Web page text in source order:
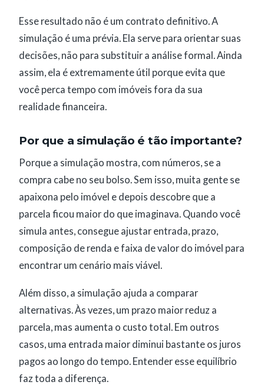
Esse resultado não é um contrato definitivo. A
simulação é uma prévia. Ela serve para orientar suas
decisões, não para substituir a análise formal. Ainda
assim, ela é extremamente útil porque evita que
você perca tempo com imóveis fora da sua
realidade financeira.
Por que a simulação é tão importante?
Porque a simulação mostra, com números, se a
compra cabe no seu bolso. Sem isso, muita gente se
apaixona pelo imóvel e depois descobre que a
parcela ficou maior do que imaginava. Quando você
simula antes, consegue ajustar entrada, prazo,
composição de renda e faixa de valor do imóvel para
encontrar um cenário mais viável.
Além disso, a simulação ajuda a comparar
alternativas. Às vezes, um prazo maior reduz a
parcela, mas aumenta o custo total. Em outros
casos, uma entrada maior diminui bastante os juros
pagos ao longo do tempo. Entender esse equilíbrio
faz toda a diferença.